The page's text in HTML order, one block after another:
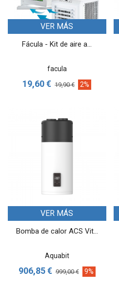
VER MÁS
Fácula - Kit de aire a...
facula
19,60 € 19,90 € 2%
VER MÁS
Bomba de calor ACS Vit...
Aquabit
906,85 € 999,00 € 9%